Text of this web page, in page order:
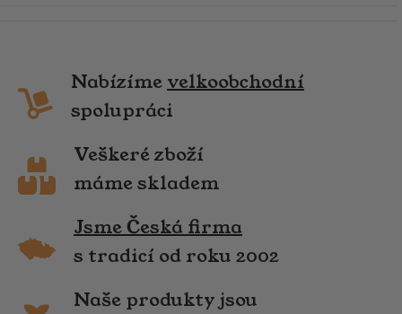
Nabízíme velkoobchodní
spolupráci
Veškeré zboží
máme skladem
Jsme Česká firma
s tradicí od roku 2002
Naše produkty jsou